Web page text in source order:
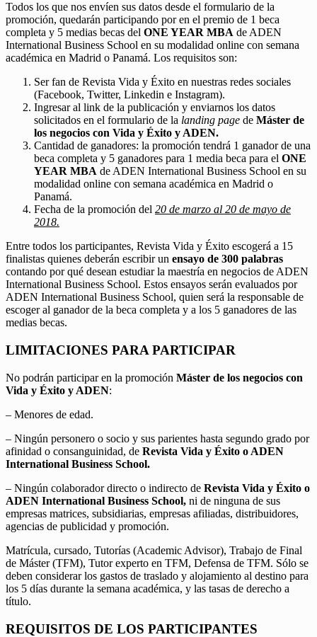
Todos los que nos envíen sus datos desde el formulario de la
promoción, quedarán participando por en el premio de 1 beca
completa y 5 medias becas del ONE YEAR MBA de ADEN
International Business School en su modalidad online con semana
académica en Madrid o Panamá. Los requisitos son:
Ser fan de Revista Vida y Éxito en nuestras redes sociales
(Facebook, Twitter, Linkedin e Instagram).
Ingresar al link de la publicación y enviarnos los datos
solicitados en el formulario de la landing page de Máster de
los negocios con Vida y Éxito y ADEN.
Cantidad de ganadores: la promoción tendrá 1 ganador de una
beca completa y 5 ganadores para 1 media beca para el ONE
YEAR MBA de ADEN International Business School en su
modalidad online con semana académica en Madrid o
Panamá.
Fecha de la promoción del 20 de marzo al 20 de mayo de
2018.
Entre todos los participantes, Revista Vida y Éxito escogerá a 15
finalistas quienes deberán escribir un ensayo de 300 palabras
contando por qué desean estudiar la maestría en negocios de ADEN
International Business School. Estos ensayos serán evaluados por
ADEN International Business School, quien será la responsable de
escoger al ganador de la beca completa y a los 5 ganadores de las
medias becas.
LIMITACIONES PARA PARTICIPAR
No podrán participar en la promoción Máster de los negocios con
Vida y Éxito y ADEN:
– Menores de edad.
– Ningún personero o socio y sus parientes hasta segundo grado por
afinidad o consanguinidad, de Revista Vida y Éxito o ADEN
International Business School.
– Ningún colaborador directo o indirecto de Revista Vida y Éxito o
ADEN International Business School, ni de ninguna de sus
empresas matrices, subsidiarias, empresas afiliadas, distribuidores,
agencias de publicidad y promoción.
Matrícula, cursado, Tutorías (Academic Advisor), Trabajo de Final
de Máster (TFM), Tutor experto en TFM, Defensa de TFM. Sólo se
deben considerar los gastos de traslado y alojamiento al destino para
los 5 días durante la semana académica, y las tasas de derecho a
título.
REQUISITOS DE LOS PARTICIPANTES